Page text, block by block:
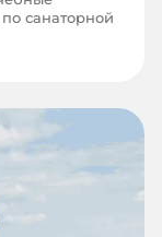
санаторной